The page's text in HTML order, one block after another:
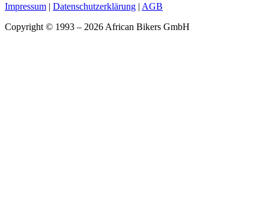
Impressum | Datenschutzerklärung | AGB
Copyright © 1993 – 2026 African Bikers GmbH